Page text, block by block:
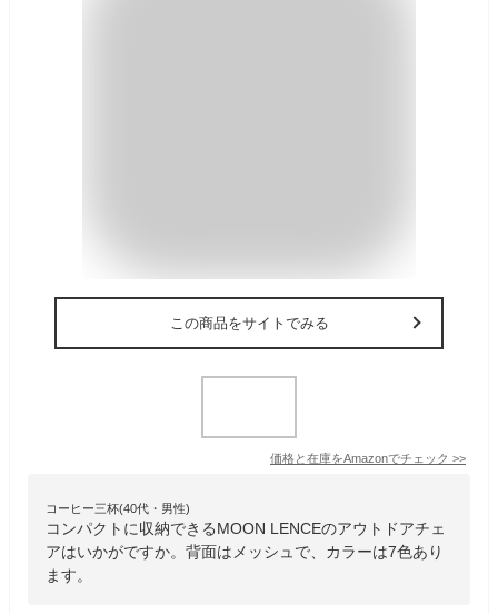
この商品をサイトでみる
価格と在庫をAmazonでチェック >>
コーヒー三杯(40代・男性)
コンパクトに収納できるMOON LENCEのアウトドアチェ
アはいかがですか。背面はメッシュで、カラーは7色あり
ます。